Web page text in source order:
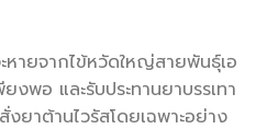
ายจากไข้หวัดใหญ่สายพันธุ์เอ
พอ และรับประทานยาบรรเทา
ยาต้านไวรัสโดยเฉพาะอย่าง